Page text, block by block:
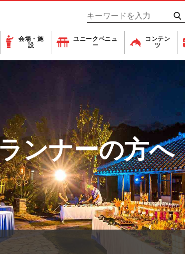
会場・施
設
ユニークベニュ
ー
コンテン
ツ
ンナーの方へ